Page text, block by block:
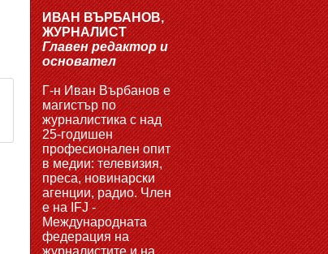
ИВАН ВЪРБАНОВ,
ЖУРНАЛИСТ
Главен редактор и
основател
Г-н Иван Върбанов е
магистър по
журналистика с над
25-годишен
професионален опит
в медии: телевизия,
преса, новинарски
агенции, радио. Член
е на IFJ -
Международната
федерация на
журналистите и на